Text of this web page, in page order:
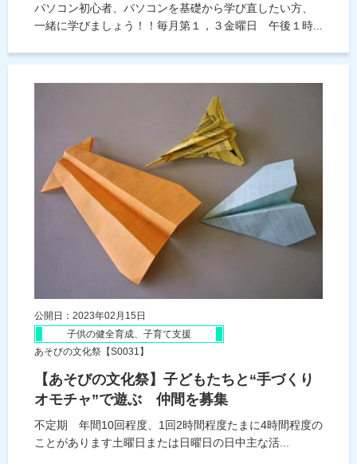
パソコン初心者、パソコンを基礎から学び直したい方、
一緒に学びましょう！！毎月第１，３金曜日 午後１時...
公開日：2023年02月15日
子供の健全育成、子育て支援
あそびの文化祭【S0031】
【あそびの文化祭】子どもたちと“手づくり
オモチャ”で遊ぶ 仲間を募集
不定期 年間10回程度、1回2時間程度たまに4時間程度の
ことがあります土曜日または日曜日の日中主な活...